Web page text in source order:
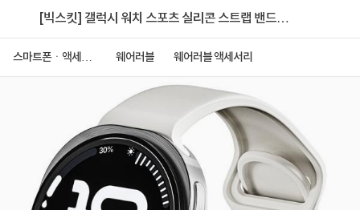
[빅스킷] 갤럭시 워치 스포츠 실리콘 스트랩 밴드
스마트폰ㆍ액세서
웨어러블 웨어러블 액세서리